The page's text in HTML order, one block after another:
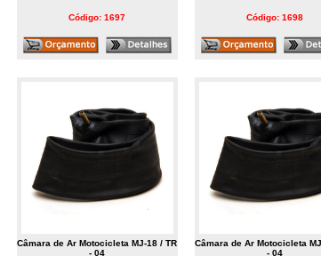
Código: 1697 Código: 1698
Câmara de Ar Motocicleta MJ-18 / TR
- 04
Câmara de Ar Motocicleta
- 04